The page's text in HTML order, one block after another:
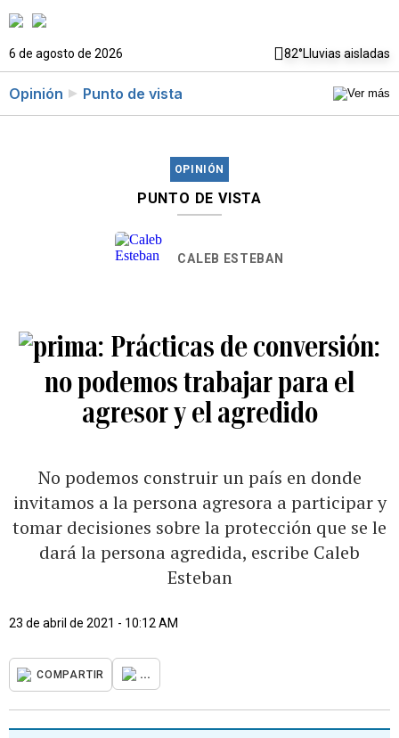
6 de agosto de 2026 82°Lluvias aisladas
Opinión Punto de vista
OPINIÓN
PUNTO DE VISTA
CALEB ESTEBAN
Prácticas de conversión:
no podemos trabajar para el
agresor y el agredido
No podemos construir un país en donde
invitamos a la persona agresora a participar y
tomar decisiones sobre la protección que se le
dará la persona agredida, escribe Caleb
Esteban
23 de abril de 2021 - 10:12 AM
COMPARTIR ...